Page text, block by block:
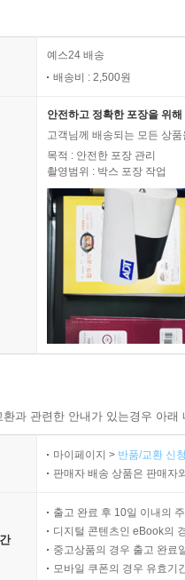
예스24 배송
배송비 : 2,500원
안전하고 정확한 포장을 위
고객님께 배송되는 모든 상
목적 : 안전한 포장 관리
촬영범위 : 박스 포장 작업
과 관련한 안내가 있는경우 아
마이페이지 > 반품/교환 신
판매자 배송 상품은 판매자
출고 완료 후 10일 이내의
디지털 콘텐츠인 eBook의
중고상품의 경우 출고 완료
모바일 쿠폰의 경우 유효기